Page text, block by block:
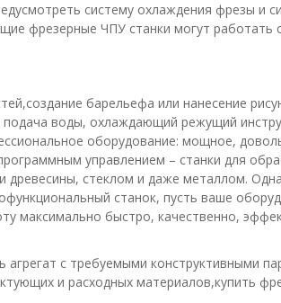
систему охлаждения фрезы и
фрезерные ЧПУ станки могут работать
барельефа или нанесение
воды, охлаждающий режущий
оборудование: мощное,
управлением – станки для
древесины, стеклом и даже металлом.
станок, пусть ваше
максимально быстро, качественно,
агрегат с требуемыми конструктивными
и расходных материалов,купить